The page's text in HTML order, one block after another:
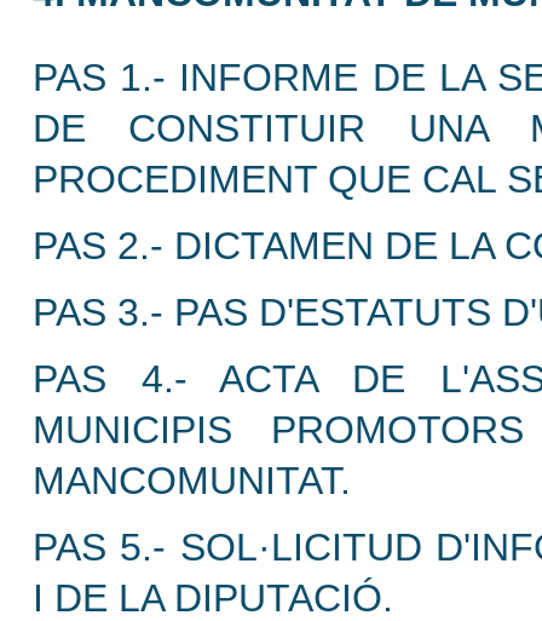
PAS 1.- INFORME DE LA
DE CONSTITUIR UNA
PROCEDIMENT QUE CAL
PAS 2.- DICTAMEN DE LA
PAS 3.- PAS D'ESTATUTS
PAS 4.- ACTA DE
MUNICIPIS
MANCOMUNITAT.
PAS 5.- SOL·LICITUD
I DE LA DIPUTACIÓ.